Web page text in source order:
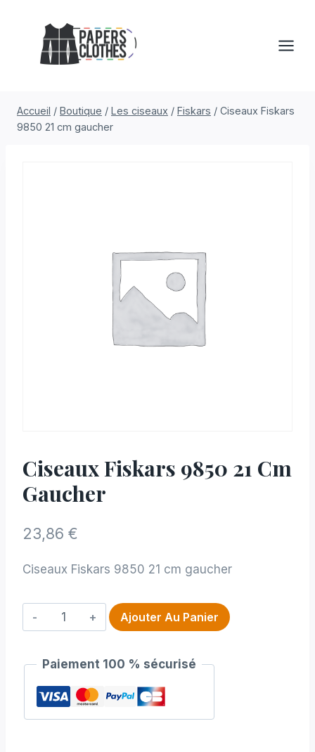
contenu
Accueil / Boutique / Les ciseaux / Fiskars / Ciseaux Fiskars
9850 21 cm gaucher
Ciseaux Fiskars 9850 21 Cm
Gaucher
23,86 €
Ciseaux Fiskars 9850 21 cm gaucher
quantité
de
Fiskars
9850
21
Ajouter Au Panier
Paiement 100 % sécurisé